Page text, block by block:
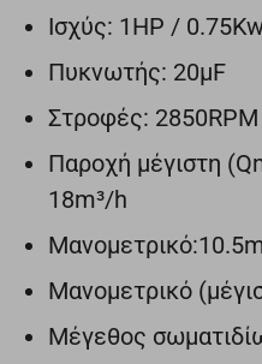
Ισχύς: 1HP /
Πυκνωτής: 20μF
Στροφές: 2850RPM
Παροχή μέγιστη
18m³/h
Μανομετρικό
Μέγεθος